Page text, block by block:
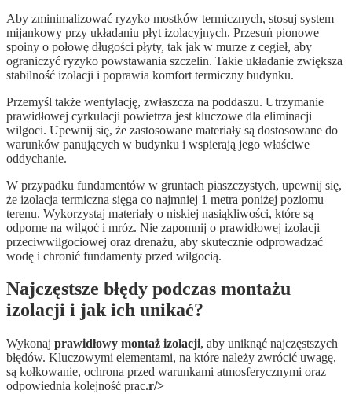
Aby zminimalizować ryzyko mostków termicznych, stosuj system
mijankowy przy układaniu płyt izolacyjnych. Przesuń pionowe
spoiny o połowę długości płyty, tak jak w murze z cegieł, aby
ograniczyć ryzyko powstawania szczelin. Takie układanie zwiększa
stabilność izolacji i poprawia komfort termiczny budynku.
Przemyśl także wentylację, zwłaszcza na poddaszu. Utrzymanie
prawidłowej cyrkulacji powietrza jest kluczowe dla eliminacji
wilgoci. Upewnij się, że zastosowane materiały są dostosowane do
warunków panujących w budynku i wspierają jego właściwe
oddychanie.
W przypadku fundamentów w gruntach piaszczystych, upewnij się,
że izolacja termiczna sięga co najmniej 1 metra poniżej poziomu
terenu. Wykorzystaj materiały o niskiej nasiąkliwości, które są
odporne na wilgoć i mróz. Nie zapomnij o prawidłowej izolacji
przeciwwilgociowej oraz drenażu, aby skutecznie odprowadzać
wodę i chronić fundamenty przed wilgocią.
Najczęstsze błędy podczas montażu
izolacji i jak ich unikać?
Wykonaj prawidłowy montaż izolacji, aby uniknąć najczęstszych
błędów. Kluczowymi elementami, na które należy zwrócić uwagę,
są kołkowanie, ochrona przed warunkami atmosferycznymi oraz
odpowiednia kolejność prac.r/>